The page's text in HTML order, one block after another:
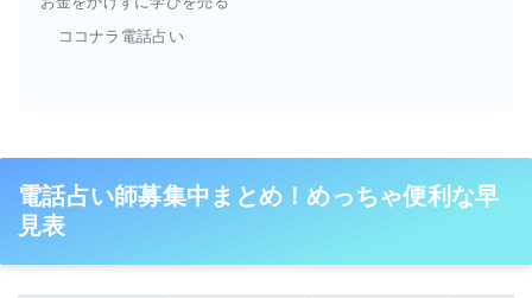
ココナラ電話占い
電話占い師募集中まとめ！めっちゃ便利な早
見表